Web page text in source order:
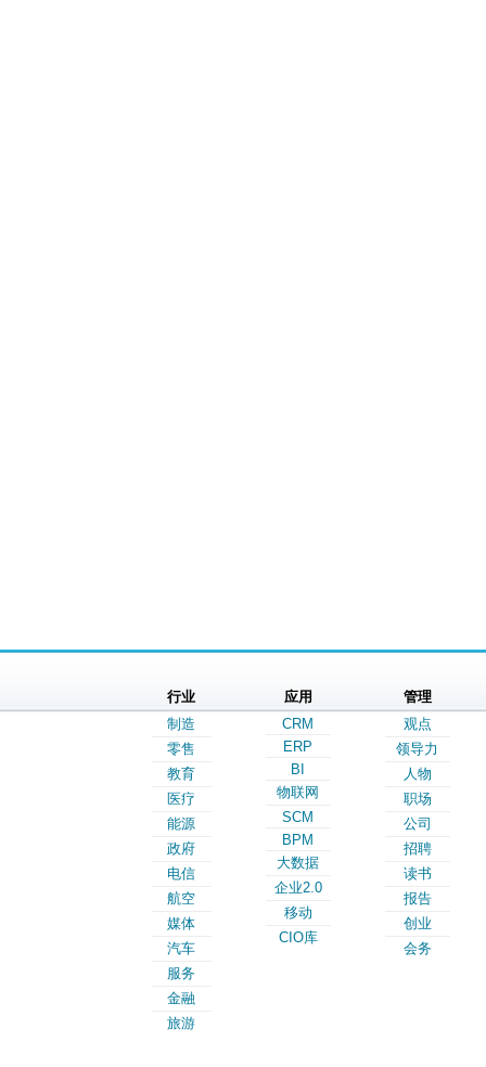
行业
制造
零售
教育
医疗
能源
政府
电信
航空
媒体
汽车
服务
金融
旅游
应用
CRM
ERP
BI
物联网
SCM
BPM
大数据
企业2.0
移动
CIO库
管理
观点
领导力
人物
职场
公司
招聘
读书
报告
创业
会务